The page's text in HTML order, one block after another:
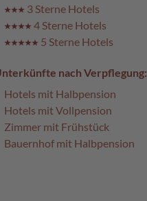
3 Sterne Hotels
4 Sterne Hotels
5 Sterne Hotels
nach Verpflegung:
Hotels mit Halbpension
Hotels mit Vollpension
Zimmer mit Frühstück
Bauernhof mit Halbpension